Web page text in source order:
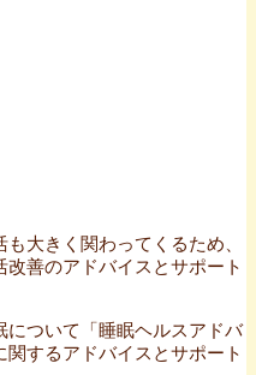
大きく関わってくるため、
善のアドバイスとサポート
ついて「睡眠ヘルスアドバ
するアドバイスとサポート